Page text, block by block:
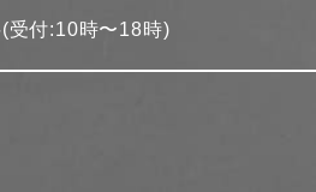
受付:10時〜18時)